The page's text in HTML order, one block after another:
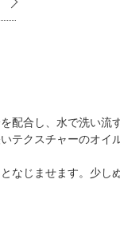
配合し、水で洗い流
テクスチャーのオイ
なじませます。少し